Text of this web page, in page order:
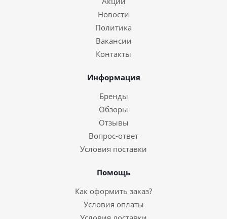
Новости
Политика
Вакансии
Контакты
Информация
Бренды
Обзоры
Отзывы
Вопрос-ответ
Условия поставки
Помощь
Как оформить заказ?
Условия оплаты